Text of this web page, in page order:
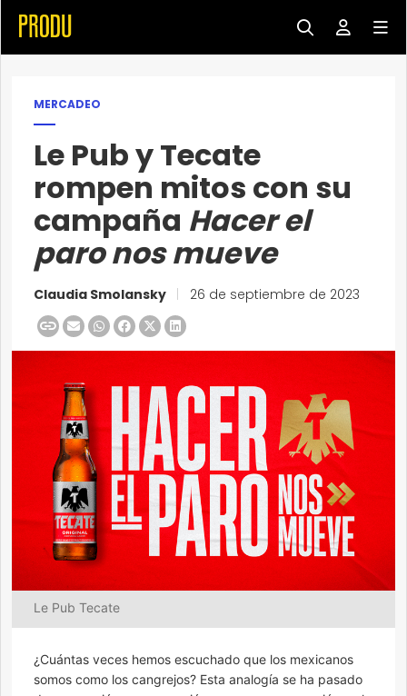
MERCADEO
Le Pub y Tecate
rompen mitos con su
campaña Hacer el
paro nos mueve
Claudia Smolansky 26 de septiembre de 2023
Le Pub Tecate
¿Cuántas veces hemos escuchado que los mexicanos
somos como los cangrejos? Esta analogía se ha pasado